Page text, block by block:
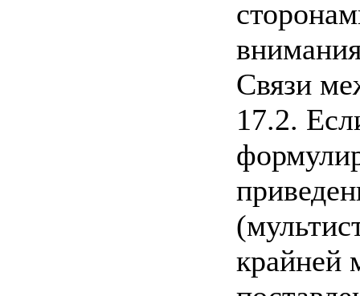
Связи
17.2.
крайней